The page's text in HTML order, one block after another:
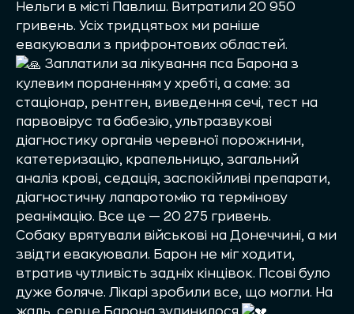
Нельги в місті Павлиш. Витратили 20 950
гривень. Усіх тридцятьох ми раніше
евакуювали з прифронтових областей.
Заплатили за лікування пса Барона з
кулевим пораненням у хребті, а саме: за
стаціонар, рентген, виведення сечі, тест на
парвовірус та бабезію, ультразвукові
діагностику органів черевної порожнини,
катетеризацію, крапельницю, загальний
аналіз крові, седація, заспокійливі препарати,
діагностичну лапаротомію та термінову
реанімацію. Все це — 20 275 гривень.
Собаку врятували військові на Донеччині, а ми
звідти евакуювали. Барон не міг ходити,
втратив чутливість задніх кінцівок. Псові було
дуже боляче. Лікарі зробили все, що могли. На